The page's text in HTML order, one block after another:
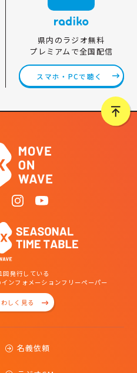
県内のラジオ無料
プレミアムで全国配信
スマホ・PCで聴く
回発行している
ンフォメーションフリーペーパー
わしく見る
名義依頼